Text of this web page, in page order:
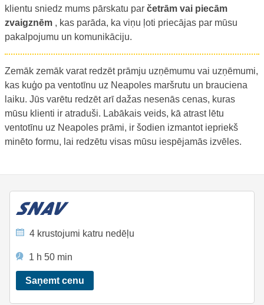
klientu sniedz mums pārskatu par četrām vai piecām
zvaigznēm , kas parāda, ka viņu ļoti priecājas par mūsu
pakalpojumu un komunikāciju.
Zemāk zemāk varat redzēt prāmju uzņēmumu vai uzņēmumi,
kas kuģo pa ventotīnu uz Neapoles maršrutu un brauciena
laiku. Jūs varētu redzēt arī dažas nesenās cenas, kuras
mūsu klienti ir atraduši. Labākais veids, kā atrast lētu
ventotīnu uz Neapoles prāmi, ir šodien izmantot iepriekš
minēto formu, lai redzētu visas mūsu iespējamās izvēles.
4 krustojumi katru nedēļu
1 h 50 min
Saņemt cenu